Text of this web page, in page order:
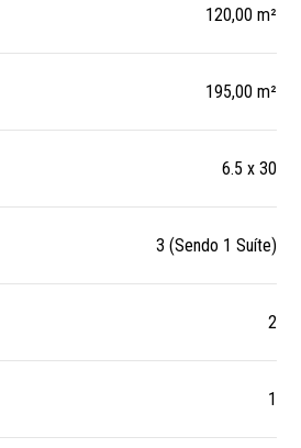
120,00 m²
195,00 m²
6.5 x 30
3 (Sendo 1 Suíte)
2
1